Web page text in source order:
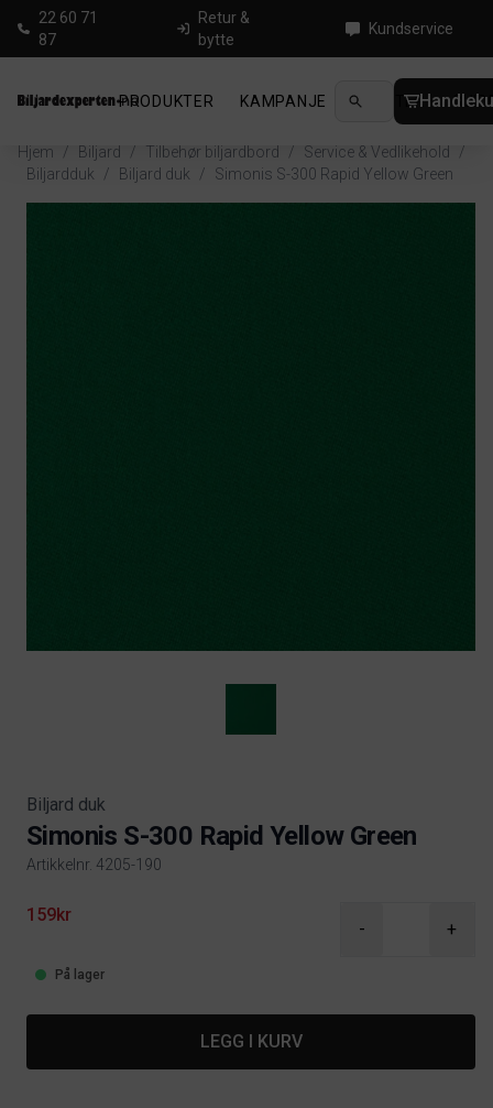
22 60 71
87
Retur &
bytte
Kundservice
PRODUKTER KAMPANJE NYHETER
Hjem / Biljard / Tilbehør biljardbord / Service & Vedlikehold
/
Biljardduk
/ Biljard duk / Simonis S-300 Rapid Yellow Green
Biljard duk
Simonis S-300 Rapid Yellow Green
Artikkelnr. 4205-190
Product information
159kr
- +
På lager
LEGG I KURV